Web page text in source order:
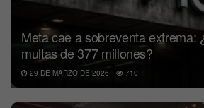
Meta cae a sobreventa extrema:
multas de 377 millones?
29 DE MARZO DE 2026 710